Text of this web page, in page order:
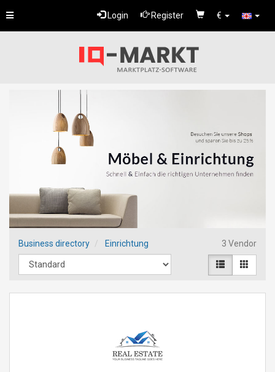
€
Login Register
Toggle
Business directory Einrichtung 3 Vendor